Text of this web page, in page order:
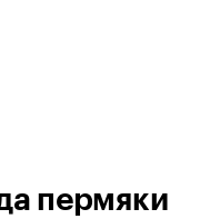
пермяки